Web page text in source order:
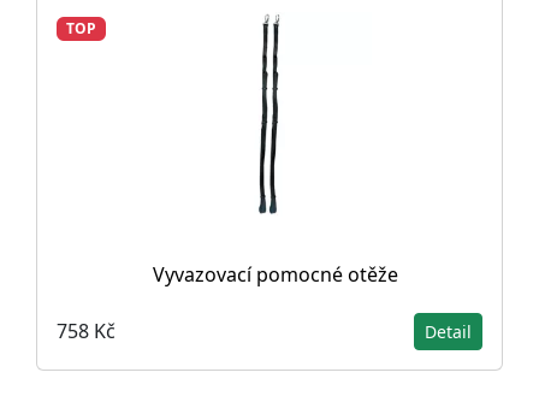
TOP
Vyvazovací pomocné otěže
758 Kč Detail